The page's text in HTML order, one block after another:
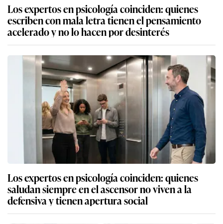
Los expertos en psicología coinciden: quienes
escriben con mala letra tienen el pensamiento
acelerado y no lo hacen por desinterés
Los expertos en psicología coinciden: quienes
saludan siempre en el ascensor no viven a la
defensiva y tienen apertura social